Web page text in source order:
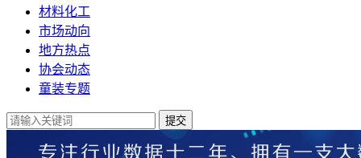
材料化工
市场动向
地方热点
协会动态
童装专题
提交